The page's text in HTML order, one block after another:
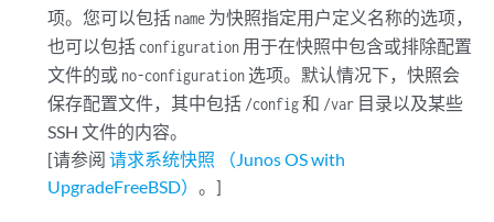
项。您可以包括 name 为快照指定用户定义名称的选项，
也可以包括 configuration 用于在快照中包含或排除配置
文件的或 no-configuration 选项。默认情况下，快照会
保存配置文件，其中包括 /config和 /var 目录以及某些
SSH 文件的内容。
[请参阅请求系统快照 （Junos OS with
UpgradeFreeBSD）。]